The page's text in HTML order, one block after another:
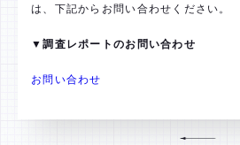
は、下記からお問い合わせください。
▼調査レポートのお問い合わせ
お問い合わせ